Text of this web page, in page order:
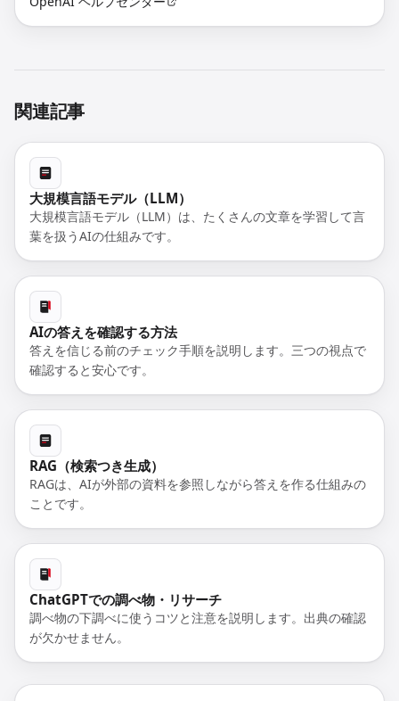
関連記事
大規模言語モデル（LLM）
大規模言語モデル（LLM）は、たくさんの文章を学習して言
葉を扱うAIの仕組みです。
AIの答えを確認する方法
答えを信じる前のチェック手順を説明します。三つの視点で
確認すると安心です。
RAG（検索つき生成）
RAGは、AIが外部の資料を参照しながら答えを作る仕組みの
ことです。
ChatGPTでの調べ物・リサーチ
調べ物の下調べに使うコツと注意を説明します。出典の確認
が欠かせません。